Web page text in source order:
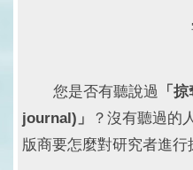
您是否有聽說過
「
journal)」
？沒有聽過的
版商要怎麼對研究者進行